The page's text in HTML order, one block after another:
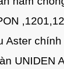
Aster
UNIDEN